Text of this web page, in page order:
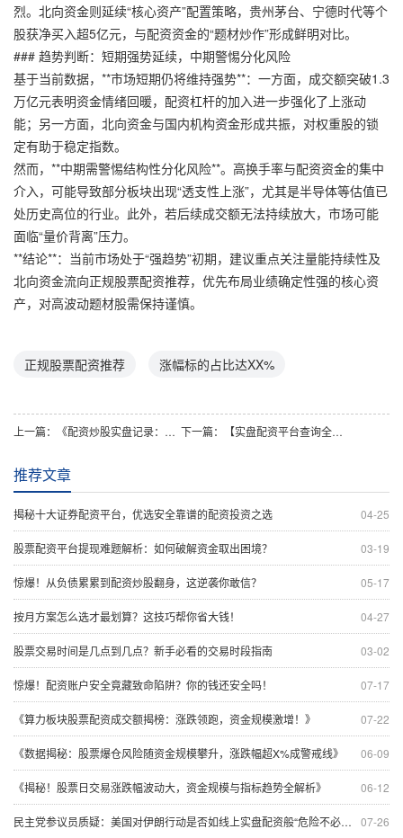
烈。北向资金则延续“核心资产”配置策略，贵州茅台、宁德时代等个
股获净买入超5亿元，与配资资金的“题材炒作”形成鲜明对比。
### 趋势判断：短期强势延续，中期警惕分化风险
基于当前数据，**市场短期仍将维持强势**：一方面，成交额突破1.3
万亿元表明资金情绪回暖，配资杠杆的加入进一步强化了上涨动
能；另一方面，北向资金与国内机构资金形成共振，对权重股的锁
定有助于稳定指数。
然而，**中期需警惕结构性分化风险**。高换手率与配资资金的集中
介入，可能导致部分板块出现“透支性上涨”，尤其是半导体等估值已
处历史高位的行业。此外，若后续成交额无法持续放大，市场可能
面临“量价背离”压力。
**结论**：当前市场处于“强趋势”初期，建议重点关注量能持续性及
北向资金流向正规股票配资推荐，优先布局业绩确定性强的核心资
产，对高波动题材股需保持谨慎。
正规股票配资推荐 涨幅标的占比达XX%
上一篇： 《配资炒股实盘记录：精准捕捉涨跌，月度收益涨幅超XX%！》 下一篇： 【实盘配资平台查询全攻略】权威榜单+避坑指南，助你精准筛选！
推荐文章
04-25
揭秘十大证券配资平台，优选安全靠谱的配资投资之选
03-19
股票配资平台提现难题解析：如何破解资金取出困境？
05-17
惊爆！从负债累累到配资炒股翻身，这逆袭你敢信？
04-27
按月方案怎么选才最划算？这技巧帮你省大钱！
03-02
股票交易时间是几点到几点？新手必看的交易时段指南
07-17
惊爆！配资账户安全竟藏致命陷阱？你的钱还安全吗！
07-22
《算力板块股票配资成交额揭榜：涨跌领跑，资金规模激增！》
06-09
《数据揭秘：股票爆仓风险随资金规模攀升，涨跌幅超X%成警戒线》
06-12
《揭秘！股票日交易涨跌幅波动大，资金规模与指标趋势全解析》
07-26
民主党参议员质疑：美国对伊朗行动是否如线上实盘配资般“危险不必要”？